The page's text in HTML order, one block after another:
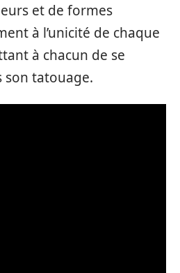
et de formes
à l’unicité de chaque
à chacun de se
son tatouage.